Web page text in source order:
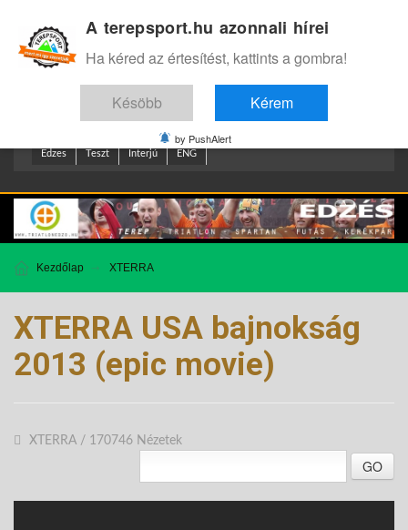
Edzes Teszt Interjú ENG
Kezdőlap XTERRA
XTERRA USA bajnokság
2013 (epic movie)
XTERRA / 170746 Nézetek
GO
A terepsport.hu azonnali hírei
Ha kéred az értesítést, kattints a gombra!
Késöbb Kérem
by PushAlert